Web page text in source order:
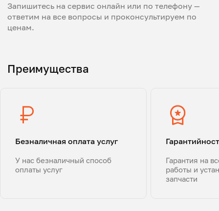
Запишитесь на сервис онлайн или по телефону —
ответим на все вопросы и проконсультируем по
ценам.
Преимущества
Безналичная оплата услуг
У нас безналичный способ
оплаты услуг
Гарантия на
работы и
запчасти